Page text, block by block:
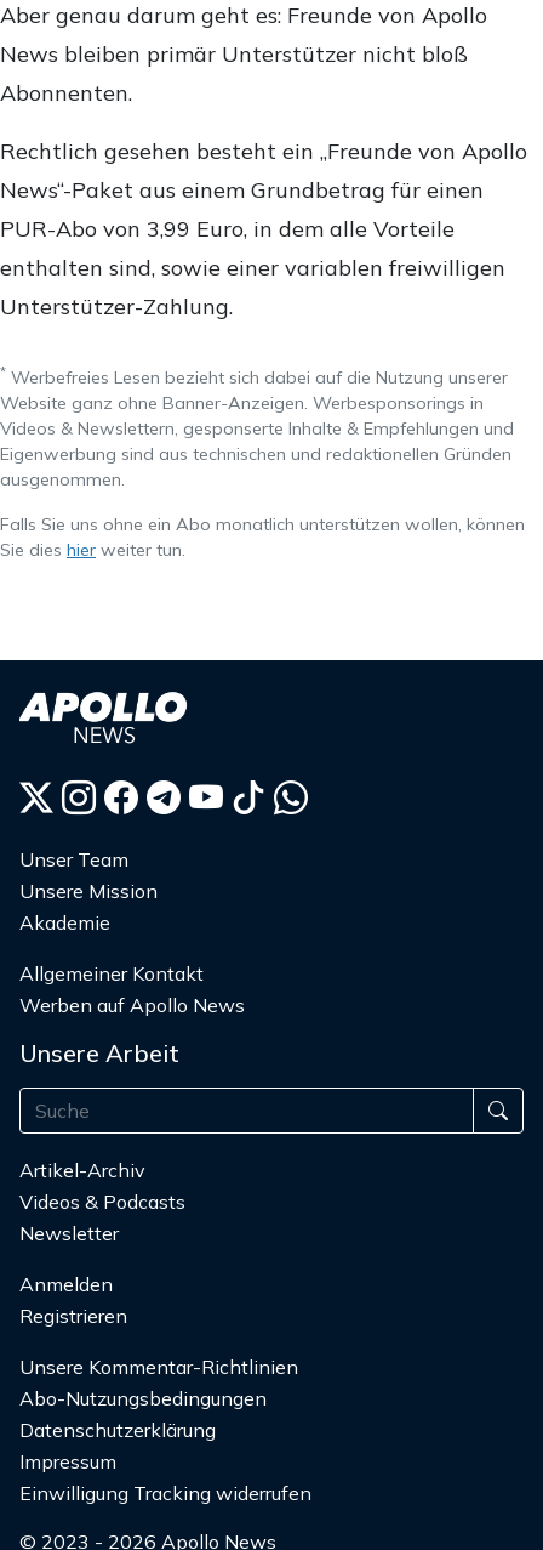
Aber genau darum geht es: Freunde von Apollo
News bleiben primär Unterstützer nicht bloß
Abonnenten.
Rechtlich gesehen besteht ein „Freunde von Apollo
News“-Paket aus einem Grundbetrag für einen
PUR-Abo von 3,99 Euro, in dem alle Vorteile
enthalten sind, sowie einer variablen freiwilligen
Unterstützer-Zahlung.
* Werbefreies Lesen bezieht sich dabei auf die Nutzung unserer
Website ganz ohne Banner-Anzeigen. Werbesponsorings in
Videos & Newslettern, gesponserte Inhalte & Empfehlungen und
Eigenwerbung sind aus technischen und redaktionellen Gründen
ausgenommen.
Falls Sie uns ohne ein Abo monatlich unterstützen wollen, können
Sie dies hier weiter tun.
Unser Team
Unsere Mission
Akademie
Allgemeiner Kontakt
Werben auf Apollo News
Unsere Arbeit
Artikel-Archiv
Videos & Podcasts
Newsletter
Anmelden
Registrieren
Unsere Kommentar-Richtlinien
Abo-Nutzungsbedingungen
Datenschutzerklärung
Impressum
Einwilligung Tracking widerrufen
© 2023 - 2026 Apollo News